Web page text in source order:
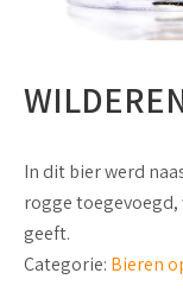
In dit bier werd
rogge
geeft.
Categorie: Bieren